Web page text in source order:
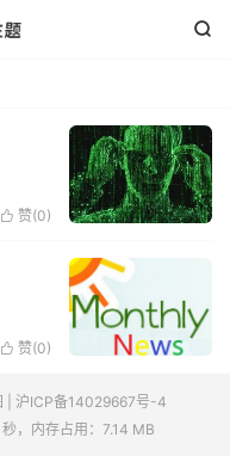

 赞(0)
 赞(0)
沪ICP备14029667号-4
，内存占用：7.14 MB